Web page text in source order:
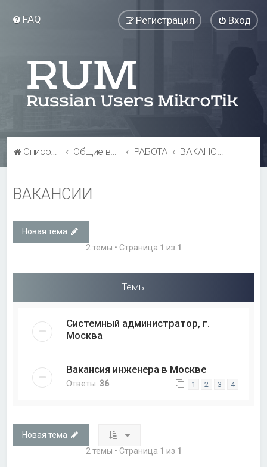
FAQ Вход
Регистрация
Список форумов Общие вопросы РАБОТА ВАКАНСИИ
ВАКАНСИИ
Новая тема
2 темы • Страница 1 из 1
Темы
Системный администратор, г.
Москва
Вакансия инженера в Москве
Ответы:36 1 2 3 4
Новая тема
2 темы • Страница 1 из 1